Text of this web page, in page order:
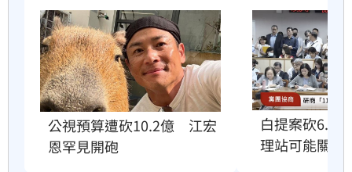
公視預算遭砍10.2億　江宏
恩罕見開砲
白提案砍6.6
理站可能關門